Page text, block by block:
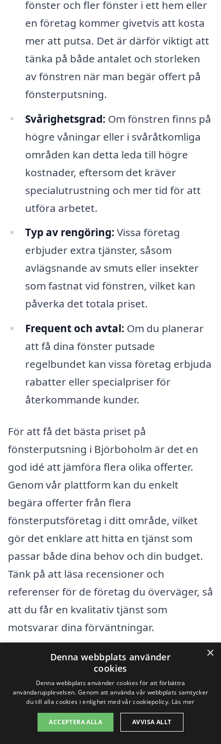
fönster och fler fönster i ett hem eller
en företag kommer givetvis att kosta
mer att putsa. Det är därför viktigt att
tänka på både antalet och storleken
av fönstren när man begär offert på
fönsterputsning.
Svårighetsgrad: Om fönstren finns på
högre våningar eller i svåråtkomliga
områden kan detta leda till högre
kostnader, eftersom det kräver
specialutrustning och mer tid för att
utföra arbetet.
Typ av rengöring: Vissa företag
erbjuder extra tjänster, såsom
avlägsnande av smuts eller insekter
som fastnat vid fönstren, vilket kan
påverka det totala priset.
Frequent och avtal: Om du planerar
att få dina fönster putsade
regelbundet kan vissa företag erbjuda
rabatter eller specialpriser för
återkommande kunder.
För att få det bästa priset på
fönsterputsning i Björboholm är det en
god idé att jämföra flera olika offerter.
Genom vår plattform kan du enkelt
begära offerter från flera
fönsterputsföretag i ditt område, vilket
gör det enklare att hitta en tjänst som
passar både dina behov och din budget.
Tänk på att läsa recensioner och
referenser för de företag du överväger, så
att du får en kvalitativ tjänst som
motsvarar dina förväntningar.
Sammanfattningsvis är det många
faktorer som spelar in när det kommer till
priset för fönsterputsning i Björboholm.
Genom att vara medveten om dessa
faktorer och göra en grundlig jämförelse
×
Denna webbplats använder
cookies
Denna webbplats använder cookies för att förbättra
användarupplevelsen. Genom att använda vår webbplats samtycker
du till alla cookies i enlighet med vår cookiepolicy. Läs mer
ACCEPTERA ALLA AVVISA ALLT